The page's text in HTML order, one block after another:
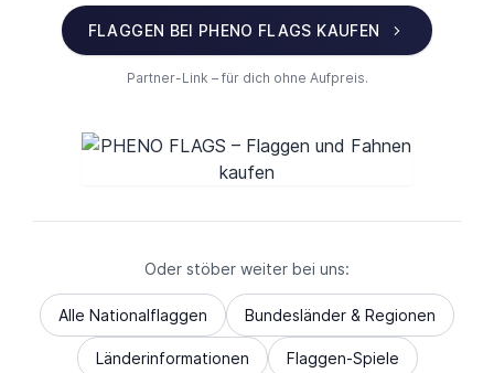
FLAGGEN BEI PHENO FLAGS KAUFEN
Partner-Link – für dich ohne Aufpreis.
Oder stöber weiter bei uns:
Alle Nationalflaggen Bundesländer & Regionen
Länderinformationen Flaggen-Spiele